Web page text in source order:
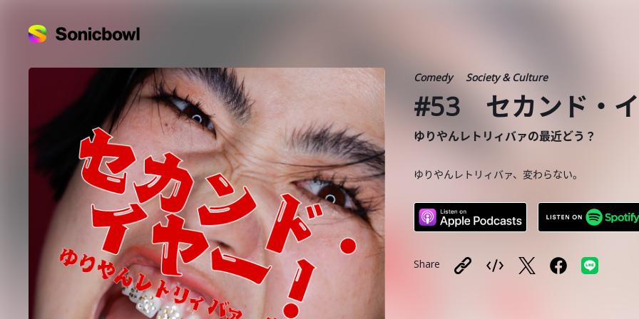
Comedy Society & Culture
#53 セカンド・
ゆりやんレトリィバァの最近どう？
ゆりやんレトリィバァ、変わらない。
Share